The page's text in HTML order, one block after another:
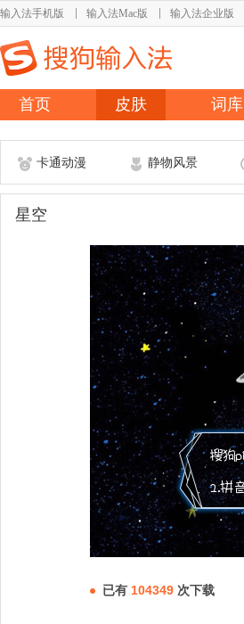
输入法手机版 输入法Mac版 输入法企业版
首页 皮肤 词库
卡通动漫 静物风景
星空
已有 104349 次下载